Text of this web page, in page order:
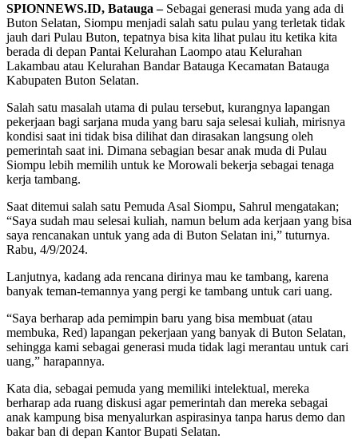
SPIONNEWS.ID, Batauga – Sebagai generasi muda yang ada di
Buton Selatan, Siompu menjadi salah satu pulau yang terletak tidak
jauh dari Pulau Buton, tepatnya bisa kita lihat pulau itu ketika kita
berada di depan Pantai Kelurahan Laompo atau Kelurahan
Lakambau atau Kelurahan Bandar Batauga Kecamatan Batauga
Kabupaten Buton Selatan.
Salah satu masalah utama di pulau tersebut, kurangnya lapangan
pekerjaan bagi sarjana muda yang baru saja selesai kuliah, mirisnya
kondisi saat ini tidak bisa dilihat dan dirasakan langsung oleh
pemerintah saat ini. Dimana sebagian besar anak muda di Pulau
Siompu lebih memilih untuk ke Morowali bekerja sebagai tenaga
kerja tambang.
Saat ditemui salah satu Pemuda Asal Siompu, Sahrul mengatakan;
“Saya sudah mau selesai kuliah, namun belum ada kerjaan yang bisa
saya rencanakan untuk yang ada di Buton Selatan ini,” tuturnya.
Rabu, 4/9/2024.
Lanjutnya, kadang ada rencana dirinya mau ke tambang, karena
banyak teman-temannya yang pergi ke tambang untuk cari uang.
“Saya berharap ada pemimpin baru yang bisa membuat (atau
membuka, Red) lapangan pekerjaan yang banyak di Buton Selatan,
sehingga kami sebagai generasi muda tidak lagi merantau untuk cari
uang,” harapannya.
Kata dia, sebagai pemuda yang memiliki intelektual, mereka
berharap ada ruang diskusi agar pemerintah dan mereka sebagai
anak kampung bisa menyalurkan aspirasinya tanpa harus demo dan
bakar ban di depan Kantor Bupati Selatan.